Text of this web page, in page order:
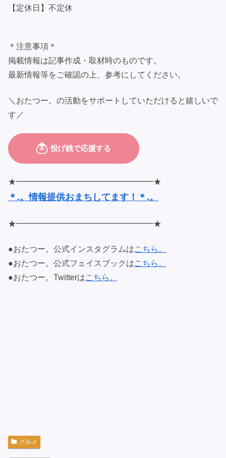
【定休日】不定休
＊注意事項＊
掲載情報は記事作成・取材時のものです。
最新情報等をご確認の上、参考にしてください。
＼おたつー。の活動をサポートしていただけると嬉しいで
す／
★━━━━━━━━━━━━━━━━━★
＊.。情報提供おまちしてます！＊.。
★━━━━━━━━━━━━━━━━━★
●おたつー。公式インスタグラムはこちら。
●おたつー。公式フェイスブックはこちら。
●おたつー。Twitterはこちら。
グルメ